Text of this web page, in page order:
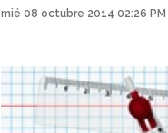
mié 08 octubre 2014 02:26 PM